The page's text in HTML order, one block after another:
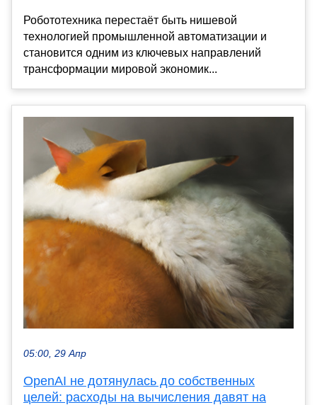
Робототехника перестаёт быть нишевой
технологией промышленной автоматизации и
становится одним из ключевых направлений
трансформации мировой экономик...
05:00, 29 Апр
OpenAI не дотянулась до собственных
целей: расходы на вычисления давят на